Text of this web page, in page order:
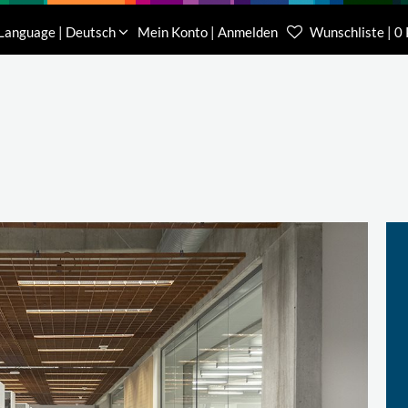
| Deutsch Mein Konto | Anmelden Wunschliste | 0
Kundenberater Projekte
(0) 62 32-31 81-00
Kundenberater
(0) 62 32-31 81-21